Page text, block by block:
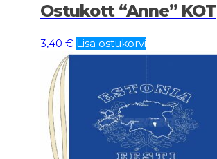
Ostukott “Anne” KOT
3,40 € Lisa ostukorvi